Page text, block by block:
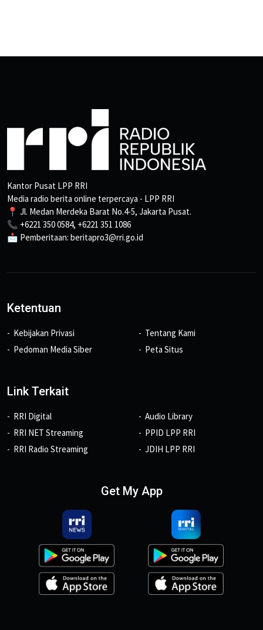
Kantor Pusat LPP RRI
Media radio berita online terpercaya - LPP RRI
📍 Jl. Medan Merdeka Barat No.4-5, Jakarta Pusat.
📞 +6221 350 0584, +6221 351 1086
📩 Pemberitaan: beritapro3@rri.go.id
Ketentuan
Kebijakan Privasi
Pedoman Media Siber
Tentang Kami
Peta Situs
Link Terkait
RRI Digital
RRI NET Streaming
RRI Radio Streaming
Audio Library
PPID LPP RRI
JDIH LPP RRI
Get My App